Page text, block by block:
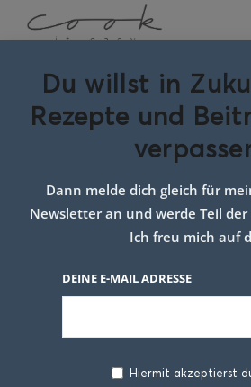
Du willst in
Rezepte und
Dann melde dich gleich für
Newsletter an und werde Teil der
Ich freu mich auf
DEINE E-MAIL ADRESSE
Hiermit akzeptierst